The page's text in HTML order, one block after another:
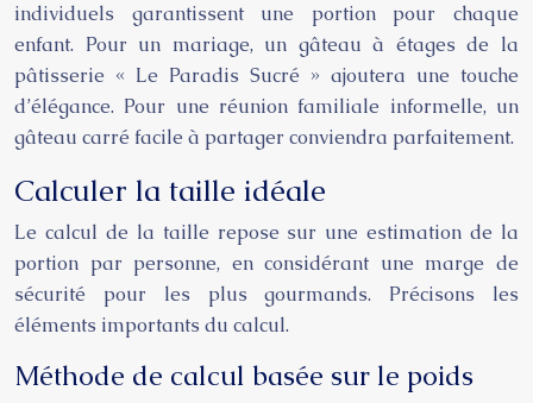
individuels garantissent une portion pour chaque
enfant. Pour un mariage, un gâteau à étages de la
pâtisserie « Le Paradis Sucré » ajoutera une touche
d’élégance. Pour une réunion familiale informelle, un
gâteau carré facile à partager conviendra parfaitement.
Calculer la taille idéale
Le calcul de la taille repose sur une estimation de la
portion par personne, en considérant une marge de
sécurité pour les plus gourmands. Précisons les
éléments importants du calcul.
Méthode de calcul basée sur le poids